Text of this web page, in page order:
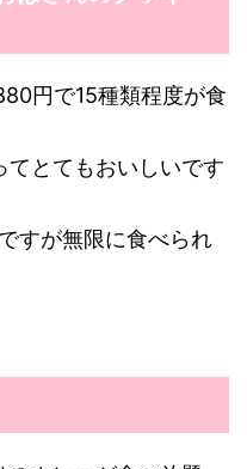
円で15種類程度が食
てとてもおいしいです
すが無限に食べられ